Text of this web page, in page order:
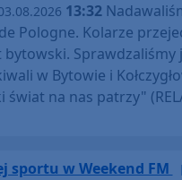
13:32
Pologne. Kolarze
Sprawdzaliśmy
w Bytowie i
świat na nas patrzy"
sportu w Weekend FM